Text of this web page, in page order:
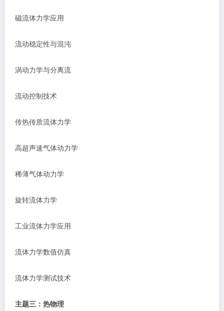
磁流体力学应用
流动稳定性与混沌
涡动力学与分离流
流动控制技术
传热传质流体力学
高超声速气体动力学
稀薄气体动力学
旋转流体力学
工业流体力学应用
流体力学数值仿真
流体力学测试技术
主题三：热物理